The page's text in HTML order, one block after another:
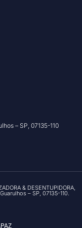
– SP, 07135-110
& DESENTUPIDORA,
– SP, 07135-110.